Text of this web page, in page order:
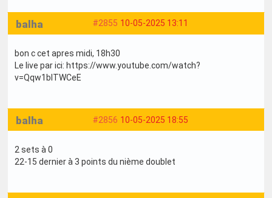
#2855 10-05-2025 13:11
balha
bon c cet apres midi, 18h30
Le live par ici: https://www.youtube.com/watch?
v=Qqw1bITWCeE
#2856 10-05-2025 18:55
balha
2 sets à 0
22-15 dernier à 3 points du nième doublet